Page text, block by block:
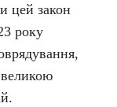
цей закон
року